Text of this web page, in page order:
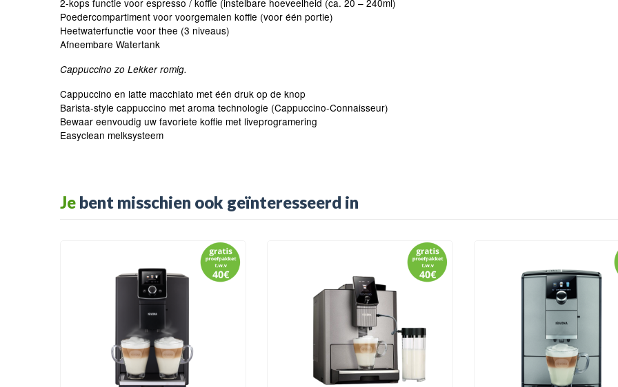
2-kops functie voor espresso / koffie (instelbare hoeveelheid (ca. 20 – 240ml)
Poedercompartiment voor voorgemalen koffie (voor één portie)
Heetwaterfunctie voor thee (3 niveaus)
Afneembare Watertank
Cappuccino zo Lekker romig.
Cappuccino en latte macchiato met één druk op de knop
Barista-style cappuccino met aroma technologie (Cappuccino-Connaisseur)
Bewaar eenvoudig uw favoriete koffie met liveprogramering
Easyclean melksysteem
Je bent misschien ook geïnteresseerd in